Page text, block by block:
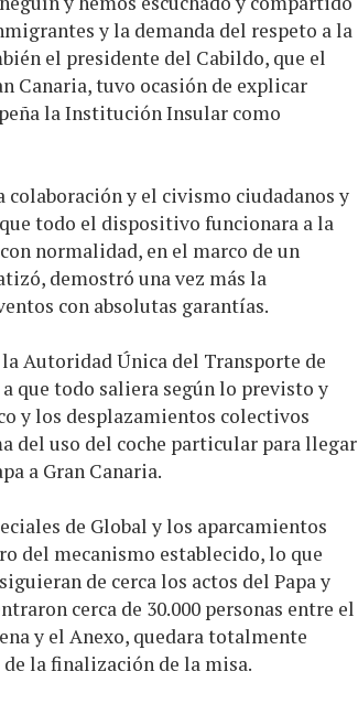
y la demanda del respeto a la
el presidente del Cabildo, que el
Canaria, tuvo ocasión de explicar
la Institución Insular como
y el civismo ciudadanos y
todo el dispositivo funcionara a la
normalidad, en el marco de un
demostró una vez más la
con absolutas garantías.
Autoridad Única del Transporte de
que todo saliera según lo previsto y
y los desplazamientos colectivos
del uso del coche particular para llegar
a Gran Canaria.
de Global y los aparcamientos
del mecanismo establecido, lo que
de cerca los actos del Papa y
cerca de 30.000 personas entre el
y el Anexo, quedara totalmente
de la finalización de la misa.